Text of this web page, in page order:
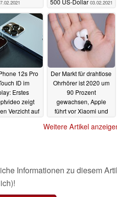
500 US-Dollar 03.02.2021
12s Pro
ID im
Erstes
zeigt
Verzicht auf
Der Markt für drahtlose
Ohrhörer ist 2020 um
90 Prozent
gewachsen, Apple
führt vor Xiaomi und
Weitere Artikel
Informationen zu diesem